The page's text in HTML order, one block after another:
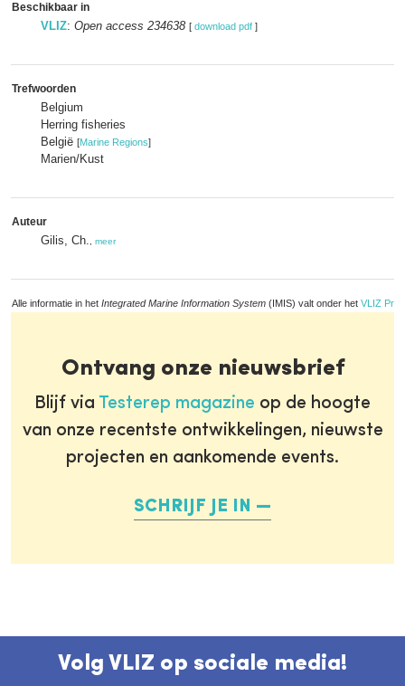
Beschikbaar in
VLIZ: Open access 234638 [ download pdf ]
Trefwoorden
Belgium
Herring fisheries
België [Marine Regions]
Marien/Kust
Auteur
Gilis, Ch. meer
Alle informatie in het Integrated Marine Information System (IMIS) valt onder het VLIZ
Ontvang onze nieuwsbrief
Blijf via Testerep magazine op de hoogte
van onze recentste ontwikkelingen, nieuwste
projecten en aankomende events.
SCHRIJF JE IN
Volg VLIZ op sociale media!